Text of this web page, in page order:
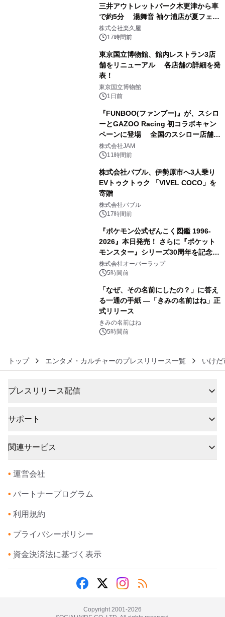
三井アウトレットパーク木更津から車
で約5分 湯舞音 袖ケ浦店が夏フェア
メニューを提供
株式会社楽久屋
17時間前
東京国立博物館、館内レストラン3店
舗をリニューアル 各店舗の詳細を発
表！
東京国立博物館
1日前
『FUNBOO(ファンブー)』が、スシロ
ーとGAZOO Racing 初コラボキャン
ペーンに登場 全国のスシロー店舗で
GR 4車種の FUNBOO(ミニカー)付き
メニューが展開されます
株式会社JAM
11時間前
株式会社バブル、伊勢原市へ3人乗り
EVトゥクトゥク 「VIVEL COCO」を
寄贈
株式会社バブル
17時間前
『ポケモン公式ぜんこく図鑑 1996-
2026』本日発売！ さらに『ポケット
モンスター』シリーズ30周年を記念し
た画集『ポケットモンスター ビジュア
ルアートブック』の発売決定！ 2026
株式会社オーバーラップ
5時間前
「なぜ、その名前にしたの？」に答え
る一通の手紙 ―「きみの名前はね」正
式リリース
きみの名前はね
5時間前
トップ エンタメ・カルチャーのプレスリリース一覧 いけだ
プレスリリース配信
サポート
関連サービス
• 運営会社
• パートナープログラム
• 利用規約
• プライバシーポリシー
• 資金決済法に基づく表示
Copyright 2001-2026